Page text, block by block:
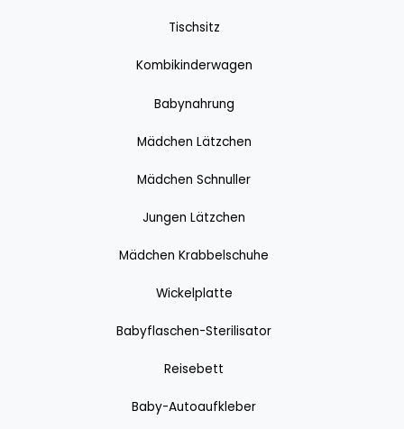
Tischsitz
Kombikinderwagen
Babynahrung
Mädchen Lätzchen
Mädchen Schnuller
Jungen Lätzchen
Mädchen Krabbelschuhe
Wickelplatte
Babyflaschen-Sterilisator
Reisebett
Baby-Autoaufkleber